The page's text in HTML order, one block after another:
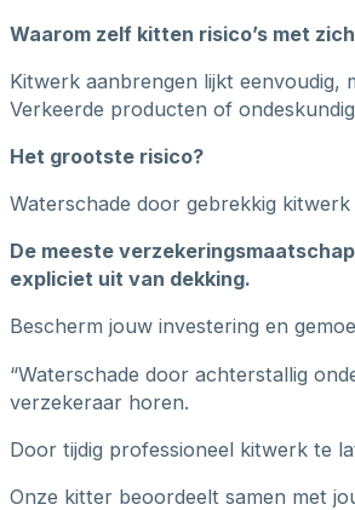
Waarom zelf kitten risico’s met
Kitwerk aanbrengen lijkt eenvoudig,
Verkeerde producten of
Het grootste risico?
Waterschade door gebrekkig
De meeste
expliciet uit van dekking.
Bescherm jouw investering en
“Waterschade door achterstallig
verzekeraar horen.
Door tijdig professioneel kitwerk te
Onze kitter beoordeelt samen met